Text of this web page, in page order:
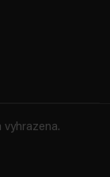
vyhrazena.